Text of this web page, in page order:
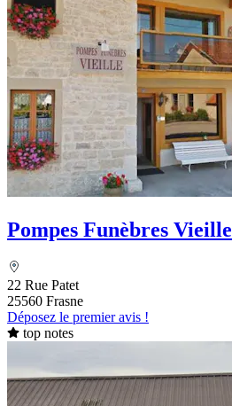
Pompes Funèbres Vieille
22 Rue Patet
25560 Frasne
Déposez le premier avis !
top notes